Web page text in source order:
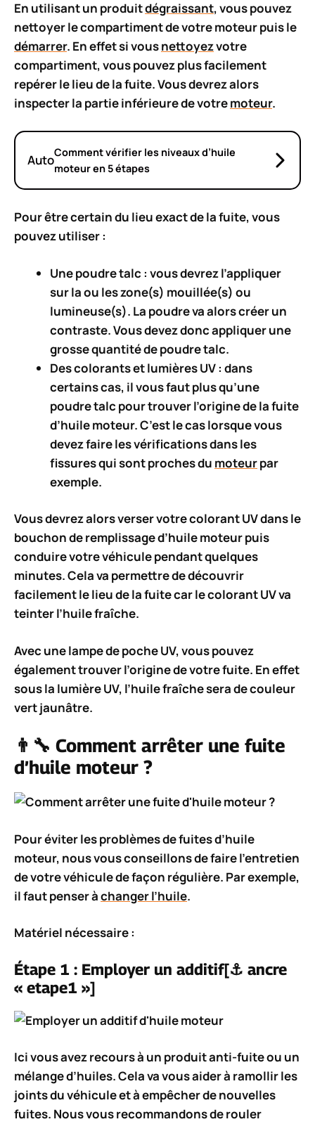
En utilisant un produitdégraissant, vous pouvez
nettoyer le compartiment de votre moteur puis le
démarrer. En effet si vousnettoyezvotre
compartiment, vous pouvez plus facilement
repérer le lieu de la fuite. Vous devrez alors
inspecter la partie inférieure de votremoteur.
AutoComment vérifier les niveaux d’huile
moteur en 5 étapes
Pour être certain du lieu exact de la fuite, vous
pouvez utiliser :
Unepoudre talc : vous devrez l’appliquer
sur la ou les zone(s) mouillée(s) ou
lumineuse(s). La poudre va alors créer un
contraste. Vous devez donc appliquer une
grosse quantité de poudre talc.
Descolorants et lumières UV: dans
certains cas, il vous faut plus qu’une
poudre talc pour trouver l’origine de la fuite
d’huile moteur. C’est le cas lorsque vous
devez faire les vérifications dans les
fissures qui sont proches du moteurpar
exemple.
Vous devrez alors verser votre colorant UV dans le
bouchon de remplissage d’huile moteur puis
conduire votre véhicule pendant quelques
minutes. Cela va permettre de découvrir
facilement le lieu de la fuite car le colorant UV va
teinter l’huile fraîche.
Avec unelampe de poche UV, vous pouvez
également trouver l’origine de votre fuite. En effet
sous la lumière UV, l’huile fraîche sera de couleur
vert jaunâtre.
👨‍🔧 Comment arrêter une fuite
d’huile moteur ?
Pour éviter les problèmes de fuites d’huile
moteur, nous vous conseillons de faire l’entretien
de votre véhicule de façon régulière. Par exemple,
il faut penser àchanger l’huile.
Matériel nécessaire :
Étape 1 : Employer un additif[⚓ ancre
« etape1 »]
Ici vous avez recours à un produit anti-fuiteou un
mélange d’huiles. Cela va vous aider à ramollir les
joints du véhicule et à empêcher de nouvelles
fuites. Nous vous recommandons de rouler